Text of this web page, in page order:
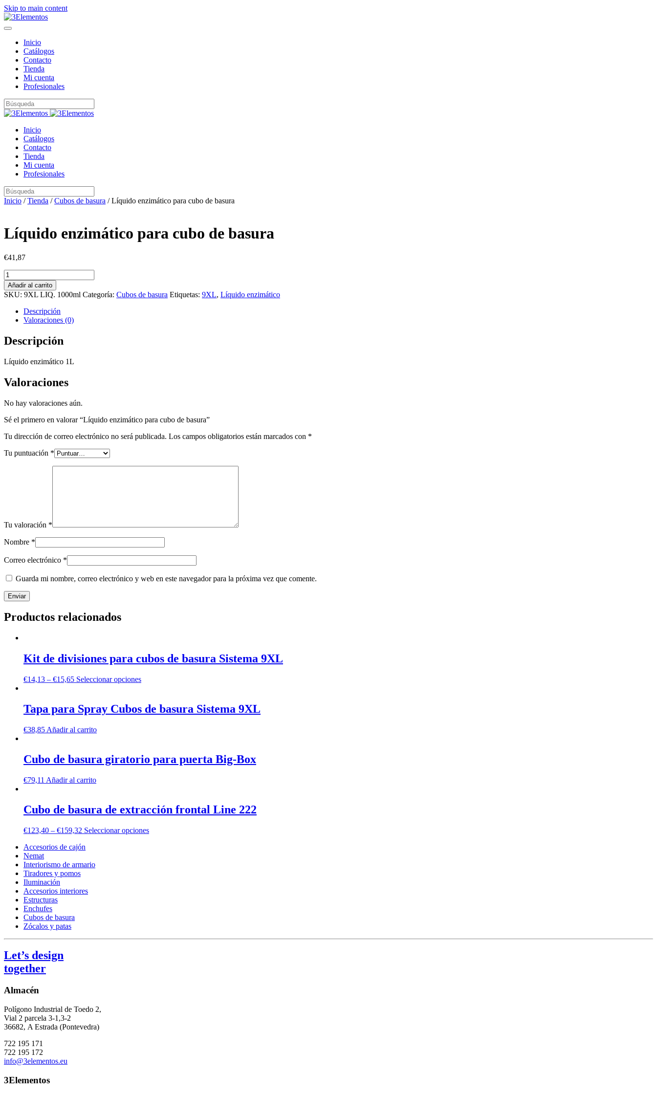
Skip to main content
Inicio
Catálogos
Contacto
Tienda
Mi cuenta
Profesionales
Inicio
Catálogos
Contacto
Tienda
Mi cuenta
Profesionales
Inicio /Tienda /Cubos de basura / Líquido enzimático para cubo de basura
Líquido enzimático para cubo de basura
€41,87
Líquido
enzimático
para
cubo
basura
cantidad
Añadir al carrito
SKU: 9XL LIQ. 1000ml Categoría: Cubos de basura Etiquetas: 9XL, Líquido enzimático
Descripción
Valoraciones (0)
Descripción
Líquido enzimático 1L
Valoraciones
No hay valoraciones aún.
Sé el primero en valorar “Líquido enzimático para cubo de basura”
Tu dirección de correo electrónico no será publicada. Los campos obligatorios están marcados con *
Tu puntuación *
Tu valoración *
Nombre *
Correo electrónico *
Guarda mi nombre, correo electrónico y web en este navegador para la próxima vez que comente.
Productos relacionados
Kit de divisiones para cubos de basura Sistema 9XL
€14,13 – €15,65 Seleccionar opciones
Tapa para Spray Cubos de basura Sistema 9XL
€38,85 Añadir al carrito
Cubo de basura giratorio para puerta Big-Box
€79,11 Añadir al carrito
Cubo de basura de extracción frontal Line 222
€123,40 – €159,32 Seleccionar opciones
Accesorios de cajón
Nemat
Interiorismo de armario
Tiradores y pomos
Iluminación
Accesorios interiores
Estructuras
Enchufes
Cubos de basura
Zócalos y patas
Let’s design
together
Almacén
Polígono Industrial de Toedo 2,
Vial 2 parcela 3-1,3-2
36682, A Estrada (Pontevedra)
722 195 171
722 195 172
info@3elementos.eu
3Elementos